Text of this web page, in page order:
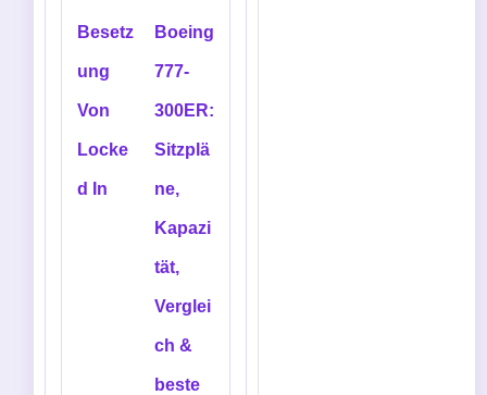
Besetz
ung
Von
Locke
d In
Boeing
777-
300ER:
Sitzplä
ne,
Kapazi
tät,
Verglei
ch &
beste